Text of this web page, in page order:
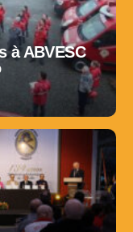
à ABVESC